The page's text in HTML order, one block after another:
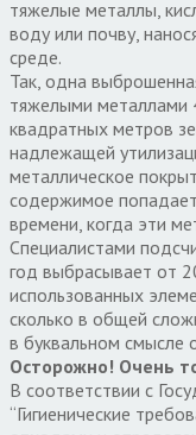
тяжелые металлы,
воду или почву,
среде.
Так, одна
тяжелыми металлами
квадратных метров
надлежащей
металлическое
содержимое
времени, когда эти
Специалистами
год выбрасывает от
использованных
сколько в общей
в буквальном смысле
Осторожно! Очень
В соответствии с
“Гигиенические